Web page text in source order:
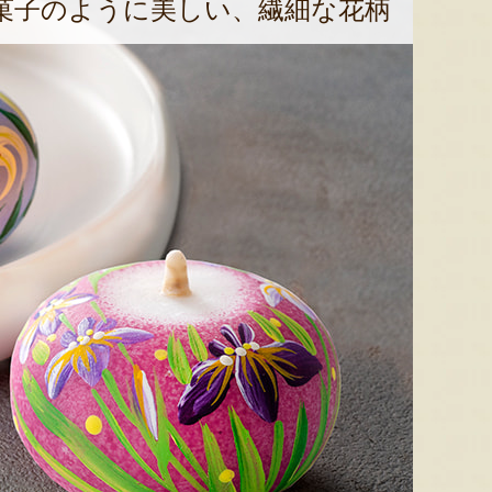
子のように美しい、繊細な花柄